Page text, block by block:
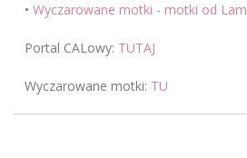
• Wyczarowane motki - motki od Lam
Portal CALowy: TUTAJ
Wyczarowane motki: TU